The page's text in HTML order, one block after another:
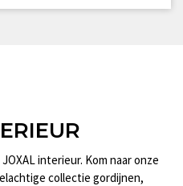
interieur. Kom naar onze
collectie gordijnen,